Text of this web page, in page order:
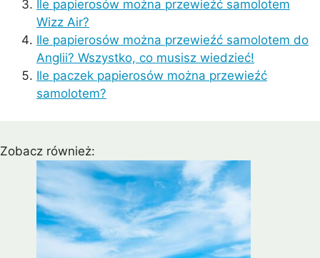
Ile papierosów można przewieźć samolotem
Wizz Air?
Ile papierosów można przewieźć samolotem do
Anglii? Wszystko, co musisz wiedzieć!
Ile paczek papierosów można przewieźć
samolotem?
Zobacz również: